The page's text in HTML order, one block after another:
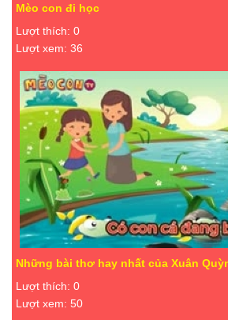
Mèo con đi học
Lượt thích: 0
Lượt xem: 36
Những bài thơ hay nhất của Xuân
Lượt thích: 0
Lượt xem: 50